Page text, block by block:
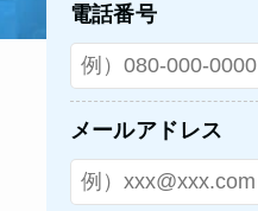
電話番号
メールアドレス